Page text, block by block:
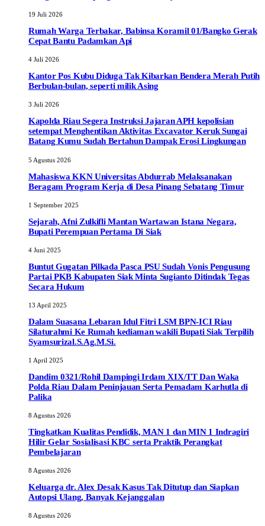
19 Juli 2026
Rumah Warga Terbakar, Babinsa Koramil 01/Bangko Gerak
Cepat Bantu Padamkan Api
4 Juli 2026
Kantor Pos Kubu Diduga Tak Kibarkan Bendera Merah Putih
Berbulan-bulan, seperti milik Asing
3 Juli 2026
Kapolda Riau Segera Instruksi Jajaran APH kepolisian
setempat Menghentikan Aktivitas Excavator Keruk Sungai
Batang Kumu Sudah Bertahun Dampak Erosi Lingkungan
5 Agustus 2026
Mahasiswa KKN Universitas Abdurrab Melaksanakan
Beragam Program Kerja di Desa Pinang Sebatang Timur
1 September 2025
Sejarah, Afni Zulkifli Mantan Wartawan Istana Negara,
Bupati Perempuan Pertama Di Siak
4 Juni 2025
Buntut Gugatan Pilkada Pasca PSU Sudah Vonis Pengusung
Partai PKB Kabupaten Siak Minta Sugianto Ditindak Tegas
Secara Hukum
13 April 2025
Dalam Suasana Lebaran Idul Fitri LSM BPN-ICI Riau
Silaturahmi Ke Rumah kediaman wakili Bupati Siak Terpilih
Syamsurizal.S.Ag.M.Si.
1 April 2025
Dandim 0321/Rohil Dampingi Irdam XIX/TT Dan Waka
Polda Riau Dalam Peninjauan Serta Pemadam Karhutla di
Palika
8 Agustus 2026
Tingkatkan Kualitas Pendidik, MAN 1 dan MIN 1 Indragiri
Hilir Gelar Sosialisasi KBC serta Praktik Perangkat
Pembelajaran
8 Agustus 2026
Keluarga dr. Alex Desak Kasus Tak Ditutup dan Siapkan
Autopsi Ulang, Banyak Kejanggalan
8 Agustus 2026